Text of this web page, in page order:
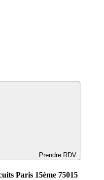
Prendre RDV
Paris 15ème 75015